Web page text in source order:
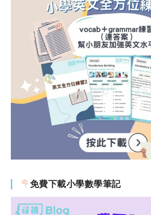
免費下載小學數學筆記